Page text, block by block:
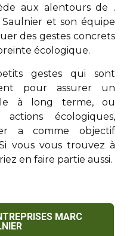
aux alentours de .
Saulnier et son équipe
des gestes concrets
écologique.
gestes qui sont
pour assurer un
à long terme, ou
écologiques,
a comme objectif
Si vous vous trouvez à
en faire partie aussi.
MARC